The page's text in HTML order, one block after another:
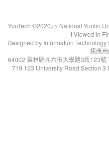
YunTech ©2020>> National Yunlin
t Viewed in
Designed by Information
訊應用
64002 雲林縣斗六市大學路3段123
719 123 University Road Section 3